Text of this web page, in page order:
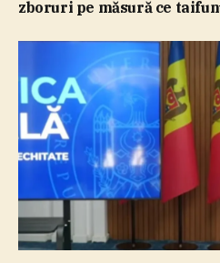
zboruri pe măsură ce